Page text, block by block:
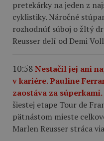
pretekárky na jeden z
cyklistiky. Náročné
rozhodnúť súboj o žltý
Reusser delí od Demi
10:58Nestačil jej ani
v kariére. Pauline
zaostáva za súperkami.
šiestej etape Tour de
pätnástom mieste
Marlen Reusser stráca